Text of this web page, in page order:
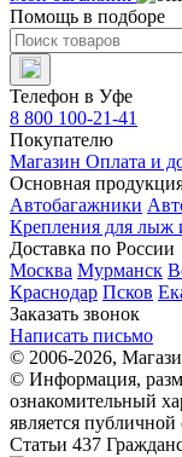
Помощь в подборе
Телефон в Уфе
8 800 100-21-41
Покупателю
Магазин Оплата и
Основная
Автобагажники
Крепления для лыж
Доставка по России
Москва Мурманск
Краснодар Псков
Заказать звонок
Написать письмо
© 2006-2026,
© Информация,
ознакомительный
является
Статьи 437